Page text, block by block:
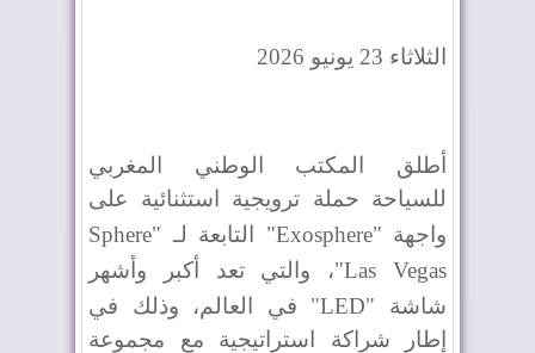
الثلاثاء 23 يونيو 2026
أطلق المكتب الوطني المغربي
للسياحة حملة ترويجية استثنائية على
واجهة "Exosphere" التابعة لـ "Sphere
Las Vegas"، والتي تعد أكبر وأشهر
شاشة "LED" في العالم، وذلك في
إطار شراكة استراتيجية مع مجموعة